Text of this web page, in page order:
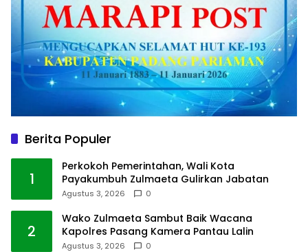
Berita Populer
1
Perkokoh Pemerintahan, Wali Kota
Payakumbuh Zulmaeta Gulirkan Jabatan
Agustus 3, 2026 0
2
Wako Zulmaeta Sambut Baik Wacana
Kapolres Pasang Kamera Pantau Lalin
Agustus 3, 2026 0